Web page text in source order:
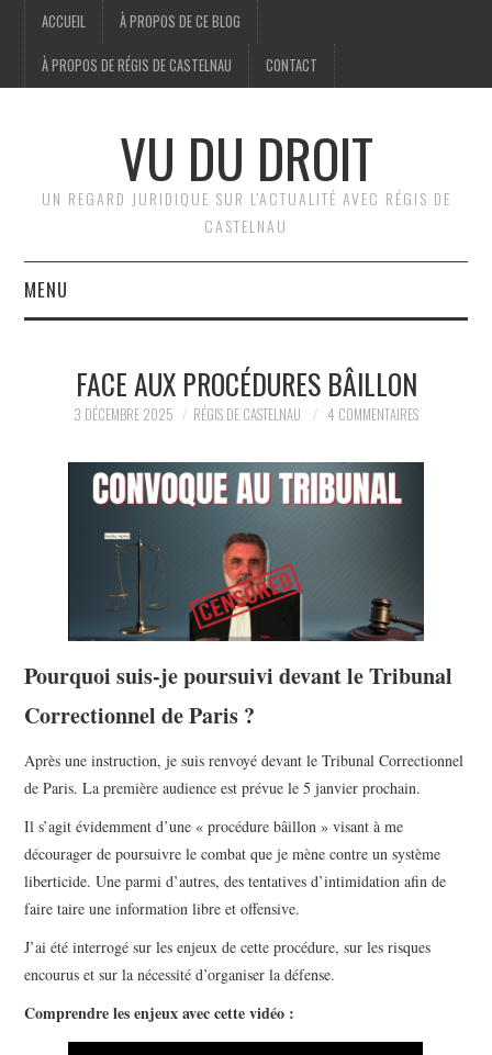
ACCUEIL À PROPOS DE CE BLOG
À PROPOS DE RÉGIS DE CASTELNAU CONTACT
VU DU DROIT
UN REGARD JURIDIQUE SUR L'ACTUALITÉ AVEC RÉGIS DE
CASTELNAU
MENU
BRÈVES
JURIDIQUE
POLITIQUE
HISTOIRE
SPORT
FACE AUX PROCÉDURES BÂILLON
3 DÉCEMBRE 2025 RÉGIS DE CASTELNAU 4 COMMENTAIRES
Pourquoi suis-je poursuivi devant le Tribunal
Correctionnel de Paris ?
Après une instruction, je suis renvoyé devant le Tribunal Correctionnel
de Paris. La première audience est prévue le 5 janvier prochain.
Il s’agit évidemment d’une « procédure bâillon » visant à me
décourager de poursuivre le combat que je mène contre un système
liberticide. Une parmi d’autres, des tentatives d’intimidation afin de
faire taire une information libre et offensive.
J’ai été interrogé sur les enjeux de cette procédure, sur les risques
encourus et sur la nécessité d’organiser la défense.
Comprendre les enjeux avec cette vidéo :